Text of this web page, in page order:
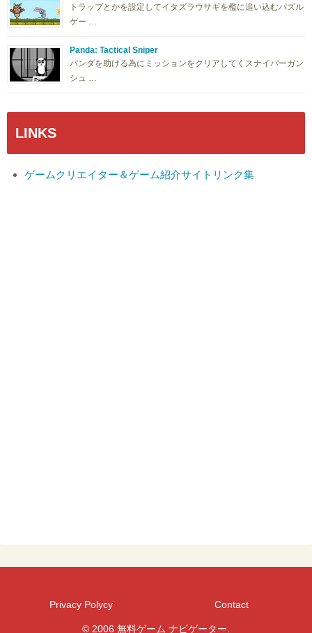
トラップとかを設定してイタズラウサギを檻に追い込むパズル
ゲー …
Panda: Tactical Sniper
パンダを助ける為にミッションをクリアしてくスナイパーガン
シュ …
LINKS
ゲームクリエイター＆ゲーム紹介サイトリンク集
Privacy Polycy Contact
© 2006 無料ゲーム ナビゲーター.